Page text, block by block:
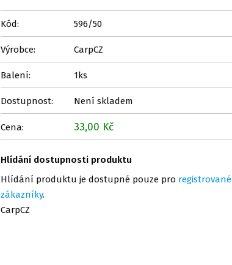
Kód: 596/50
Výrobce: CarpCZ
Balení: 1ks
Dostupnost: Není skladem
Cena: 33,00 Kč
Hlídání dostupnosti produktu
Hlídání produktu je dostupné pouze pro registrované
zákazníky.
CarpCZ